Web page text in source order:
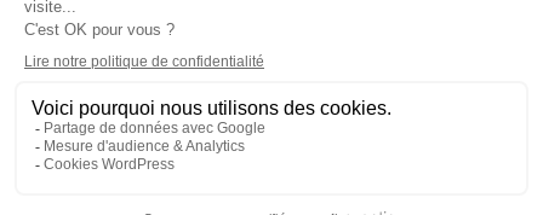
Contactez-nous-Mentions légales-CGV-Politique de
confidentialité-Gestion des cookies